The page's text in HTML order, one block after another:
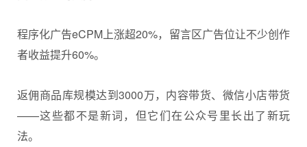
程序化广告eCPM上涨超20%，留言区广告位让不少创作
者收益提升60%。
返佣商品库规模达到3000万，内容带货、微信小店带货
——这些都不是新词，但它们在公众号里长出了新玩
法。